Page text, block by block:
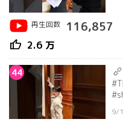
再生回数 116,857
thumb_up 2.6 万
44
9/